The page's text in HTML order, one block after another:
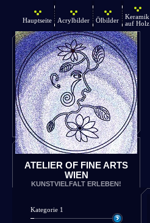
Hauptseite Acrylbilder Ölbilder
Keramik
auf Holz
ATELIER OF FINE ARTS
WIEN
KUNSTVIELFALT ERLEBEN!
Kategorie 1